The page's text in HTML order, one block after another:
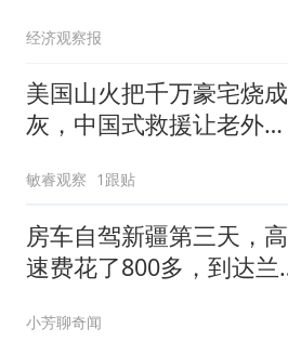
经济观察报
美国山火把千万豪宅烧成
灰，中国式救援让老外破
敏睿观察 1跟贴
房车自驾新疆第三天，高
速费花了800多，到达兰
小芳聊奇闻